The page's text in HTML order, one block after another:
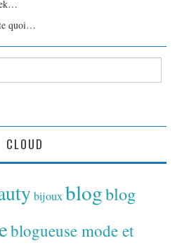
quoi…
CLOUD
bijoux blogblog
blogueuse mode et